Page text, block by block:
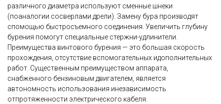
различного диаметра используют сменные шнеки
(поаналогии сосверлами дрели). Замену бура производят
спомощью быстросъемного соединения. Увеличить глубину
бурения помогут специальные стержни-удлинители.
Преимущества винтового бурения — это большая скорость
прохождения, отсутствие вспомогательных идополнительных
работ. Существенным преимуществом аппарата,
снабженного бензиновым двигателем, является
автономность использования инезависимость
отпротяженности электрического кабеля.